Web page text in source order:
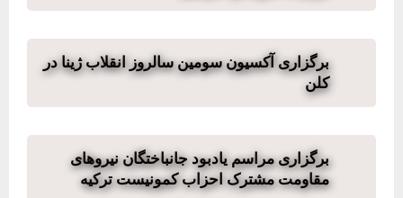
برگزاری آکسیون سومین سالروز انقلاب ژینا در
کلن
برگزاری مراسم یادبود جانباختگان نیروهای
مقاومت مشترک احزاب کمونیست ترکیه